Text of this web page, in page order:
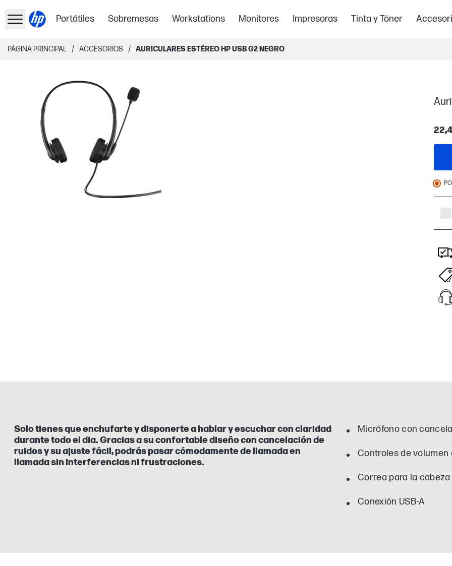
Portátiles Sobremesas Workstations Monitores Impresoras Tinta y Tóner
PÁGINA PRINCIPAL / ACCESORIOS / AURICULARES ESTÉREO HP USB G2 NEGRO
Solo tienes que enchufarte y disponerte a hablar y escuchar con claridad
durante todo el día. Gracias a su confortable diseño con cancelación de
ruidos y su ajuste fácil, podrás pasar cómodamente de llamada en
llamada sin interferencias ni frustraciones.
Micrófono con
Controles de volumen
Correa para la
Conexión USB-A